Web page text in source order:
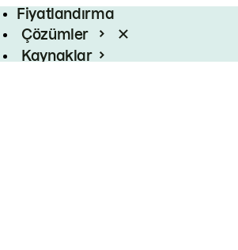
Fiyatlandırma
Çözümler
Kaynaklar